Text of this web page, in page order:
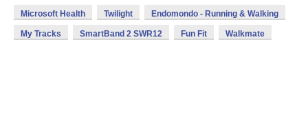
Microsoft Health Twilight Endomondo - Running & Walking
My Tracks SmartBand 2 SWR12 Fun Fit Walkmate